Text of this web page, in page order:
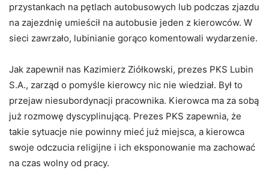
przystankach na pętlach autobusowych lub podczas zjazdu
na zajezdnię umieścił na autobusie jeden z kierowców. W
sieci zawrzało, lubinianie gorąco komentowali wydarzenie.
Jak zapewnił nas Kazimierz Ziółkowski, prezes PKS Lubin
S.A., zarząd o pomyśle kierowcy nic nie wiedział. Był to
przejaw niesubordynacji pracownika. Kierowca ma za sobą
już rozmowę dyscyplinującą. Prezes PKS zapewnia, że
takie sytuacje nie powinny mieć już miejsca, a kierowca
swoje odczucia religijne i ich eksponowanie ma zachować
na czas wolny od pracy.